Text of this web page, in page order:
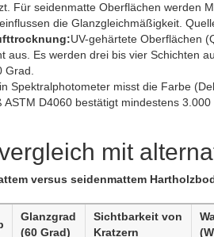
Für seidenmatte Oberflächen werden
die Glanzgleichmäßigkeit.
UV-gehärtete Oberflächen
aus. Es werden drei bis vier Schichten
Grad.
Spektralphotometer misst die Farbe
D4060 bestätigt mindestens
mit
versus seidenmattem
Glanzgrad
(60 Grad)
Sichtbarkeit von
Kratzern